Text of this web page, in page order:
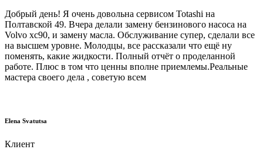
Добрый день! Я очень довольна сервисом Totashi на
Полтавской 49. Вчера делали замену бензинового насоса на
Volvo xc90, и замену масла. Обслуживание супер, сделали все
на высшем уровне. Молодцы, все рассказали что ещё ну
поменять, какие жидкости. Полный отчёт о проделанной
работе. Плюс в том что ценны вполне приемлемы.Реальные
мастера своего дела , советую всем
Elena Svatutsa
Клиент